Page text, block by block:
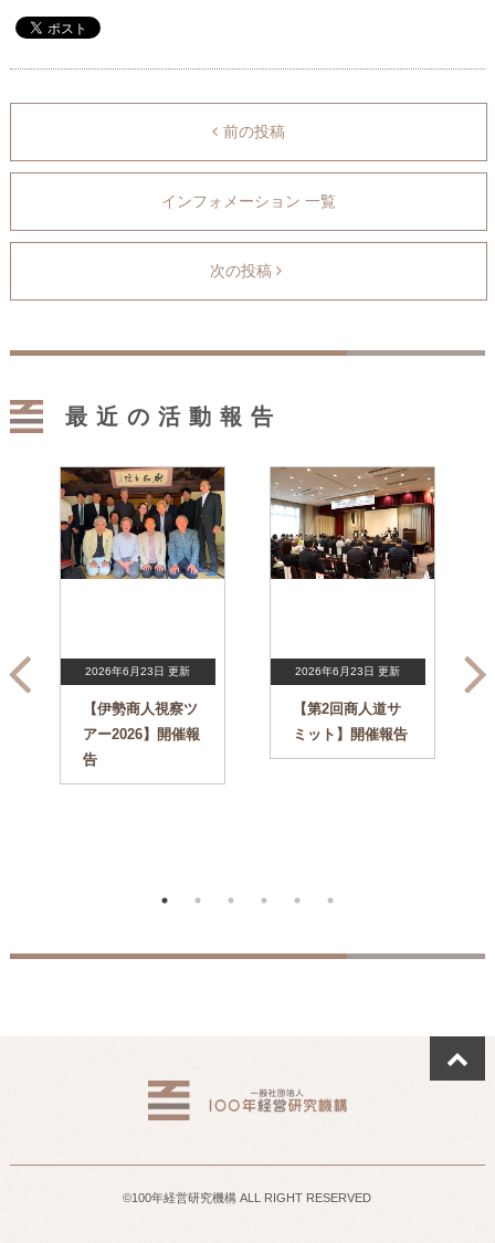
前の投稿
インフォメーション 一覧
次の投稿
最近の活動報告
2026年6月23日 更新
【伊勢商人視察ツ
アー2026】開催報
告
2026年6月23日 更新
【第2回商人道サ
ミット】開催報告
©100年経営研究機構 ALL RIGHT RESERVED